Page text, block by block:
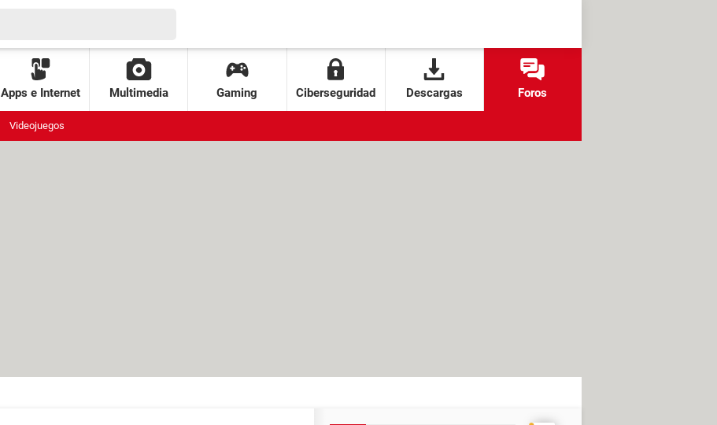
Apps e Internet Multimedia Gaming Ciberseguridad Descargas Foros
Videojuegos